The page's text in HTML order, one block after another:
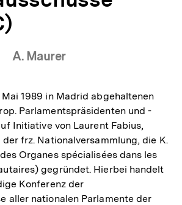
A. Maurer
1989 in Madrid abgehaltenen
Parlamentspräsidenten und -
Initiative von Laurent Fabius,
frz. Nationalversammlung, die K.
Organes spécialisées dans les
gegründet. Hierbei handelt
Konferenz der
aller nationalen Parlamente der